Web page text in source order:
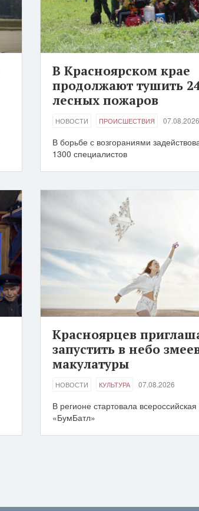
В Красноярском крае
продолжают тушить
лесных пожаров
НОВОСТИ ПРОИСШЕСТВИЯ 07.08.2026
В борьбе с возгораниями
1300 специалистов
Красноярцев
запустить в небо
макулатуры
НОВОСТИ КУЛЬТУРА 07.08.2026
В регионе стартовала всероссийская
«БумБатл»